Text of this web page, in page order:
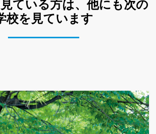
ている方は、他にも次の
校を見ています